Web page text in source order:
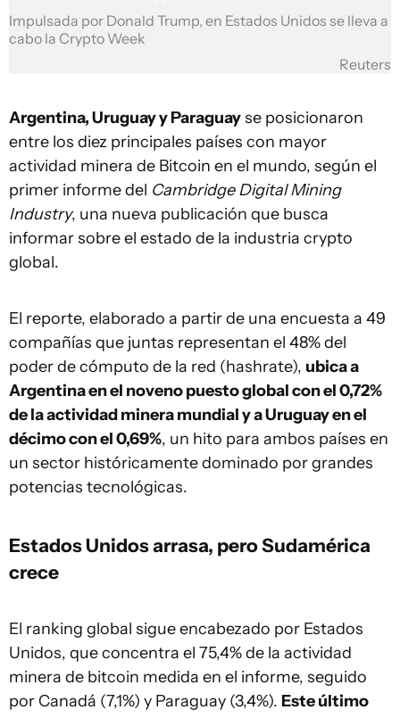
Impulsada por Donald Trump, en Estados Unidos se lleva a
cabo la Crypto Week
Reuters
Argentina, Uruguay y Paraguayse posicionaron
entre los diez principales países con mayor
actividad minera de Bitcoin en el mundo, según el
primer informe del Cambridge Digital Mining
Industry, una nueva publicación que busca
informar sobre el estado de la industria crypto
global.
El reporte, elaborado a partir de una encuesta a 49
compañías que juntas representan el 48% del
poder de cómputo de la red (hashrate), ubica a
Argentina en el noveno puesto global con el 0,72%
de la actividad minera mundial y a Uruguay en el
décimo con el 0,69%, un hito para ambos países en
un sector históricamente dominado por grandes
potencias tecnológicas.
Estados Unidos arrasa, pero Sudamérica
crece
El ranking global sigue encabezado por Estados
Unidos, que concentra el 75,4% de la actividad
minera de bitcoin medida en el informe, seguido
por Canadá (7,1%) y Paraguay (3,4%). Este último